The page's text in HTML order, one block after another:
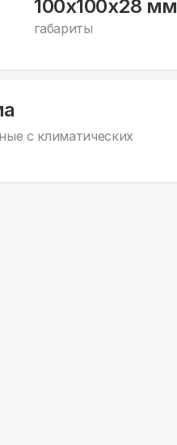
100x100x28 мм
габариты
с климатических